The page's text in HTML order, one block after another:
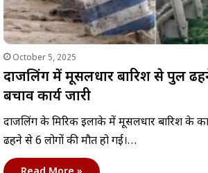
October 5, 2025
दार्जिलिंग में मूसलधार बारिश से पुल
बचाव कार्य जारी
दार्जिलिंग के मिरिक इलाके में मूसलधार बारिश के
ढहने से 6 लोगों की मौत हो गई।…